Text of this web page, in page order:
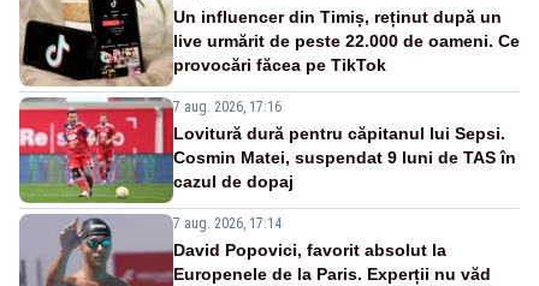
Un influencer din Timiș, reținut după un
live urmărit de peste 22.000 de oameni. Ce
provocări făcea pe TikTok
7 aug. 2026, 17:16
Lovitură dură pentru căpitanul lui Sepsi.
Cosmin Matei, suspendat 9 luni de TAS în
cazul de dopaj
7 aug. 2026, 17:14
David Popovici, favorit absolut la
Europenele de la Paris. Experții nu văd